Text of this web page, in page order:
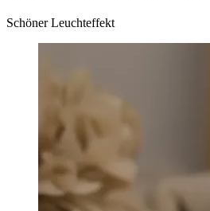
Schöner Leuchteffekt